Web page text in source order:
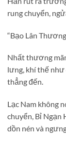
rung chuyển,
“Bạo Lân
Nhất thương
lưng, khí thế như
thẳng đến.
Lạc Nam không
chuyển, Bỉ Ngạn
dồn nén và